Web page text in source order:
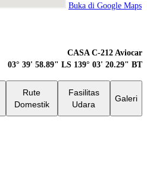
Buka di Google Maps
CASA C-212 Aviocar
03° 39' 58.89" LS 139° 03' 20.29" BT
Rute
Domestik
Fasilitas
Udara
Galeri